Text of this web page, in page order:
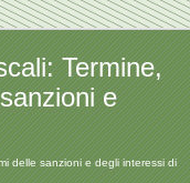
Termine,
e
delle sanzioni e degli interessi di